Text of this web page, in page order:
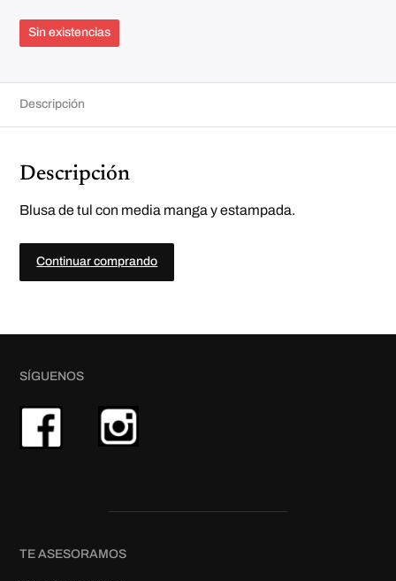
Sin existencias
Descripción
Descripción
Blusa de tul con media manga y estampada.
Continuar comprando
SÍGUENOS
TE ASESORAMOS